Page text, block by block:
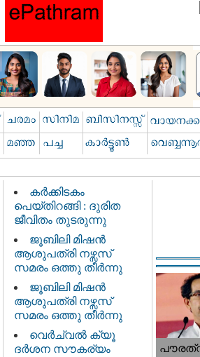
കർക്കിടകം
പെയ്തിറങ്ങി : ദുരിത
ജീവിതം തുടരുന്നു
ജൂബിലി മിഷൻ
ആശുപത്രി നഴ്സസ്
സമരം ഒത്തു തീർന്നു
ജൂബിലി മിഷൻ
ആശുപത്രി നഴ്സസ്
സമരം ഒത്തു തീർന്നു
വെര്‍ച്വല്‍ ക്യൂ
ദര്‍ശന സൗകര്യം